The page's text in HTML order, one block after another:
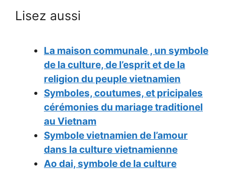
Lisez aussi
La maison communale , un symbole
de la culture, de l’esprit et de la
religion du peuple vietnamien
Symboles, coutumes, et pricipales
cérémonies du mariage traditionel
au Vietnam
Symbole vietnamien de l’amour
dans la culture vietnamienne
Ao dai, symbole de la culture